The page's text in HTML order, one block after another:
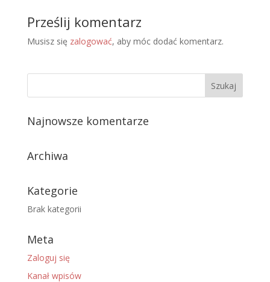
Prześlij komentarz
Musisz się zalogować, aby móc dodać komentarz.
Najnowsze komentarze
Archiwa
Kategorie
Brak kategorii
Meta
Zaloguj się
Kanał wpisów